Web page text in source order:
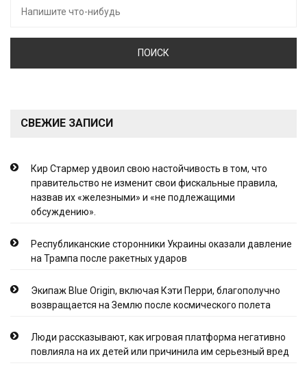
СВЕЖИЕ ЗАПИСИ
Кир Стармер удвоил свою настойчивость в том, что
правительство не изменит свои фискальные правила,
назвав их «железными» и «не подлежащими
обсуждению».
Республиканские сторонники Украины оказали давление
на Трампа после ракетных ударов
Экипаж Blue Origin, включая Кэти Перри, благополучно
возвращается на Землю после космического полета
Люди рассказывают, как игровая платформа негативно
повлияла на их детей или причинила им серьезный вред